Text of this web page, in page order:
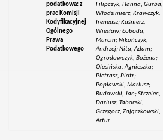
podatkowa: z
prac Komisji
Kodyfikacyjnej
Ogólnego
Prawa
Podatkowego
Filipczyk, Hanna; Gurba,
Włodzimierz; Krawczyk,
Ireneusz; Kuśnierz,
Wiesław; Łoboda,
Marcin; Nikończyk,
Andrzej; Nita, Adam;
Ogrodowczyk, Bożena;
Olesińska, Agnieszka;
Pietrasz, Piotr;
Popławski, Mariusz;
Rudowski, Jan; Strzelec,
Dariusz; Taborski,
Grzegorz; Zajączkowski,
Artur